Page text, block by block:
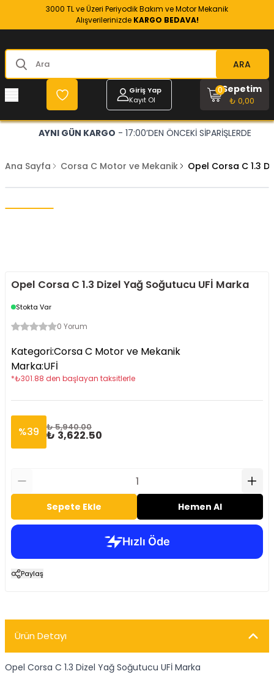
3000 TL ve Üzeri Periyodik Bakım ve Motor Mekanik
Alışverilerinizde KARGO BEDAVA!
ARA
Giriş Yap
Kayıt Ol
Sepetim
₺ 0,00
0
AYNI GÜN KARGO - 17:00’DEN ÖNCEKİ SİPARİŞLERDE
Ana Sayfa Corsa C Motor ve Mekanik Opel Corsa C 1.3
Opel Corsa C 1.3 Dizel Yağ Soğutucu UFİ Marka
Stokta Var
0 Yorum
Kategori:Corsa C Motor ve Mekanik
Marka:UFİ
*₺301.88 den başlayan taksitlerle
%39 ₺ 5,940.00
₺ 3,622.50
Sepete Ekle Hemen Al
Paylaş
Ürün Detayı
Opel Corsa C 1.3 Dizel Yağ Soğutucu UFİ Marka